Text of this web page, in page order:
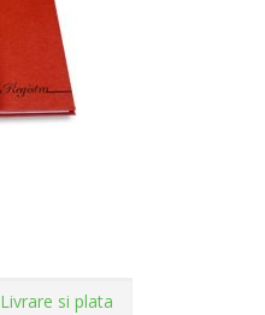
Livrare si plata